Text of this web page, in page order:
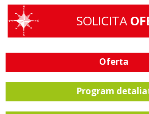
SOLICITA
Oferta
Program